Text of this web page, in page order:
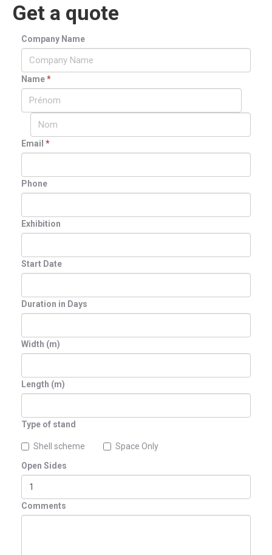
Get a quote
Company Name
Name*
Email *
Phone
Exhibition
Start Date
Duration in Days
Width (m)
Length (m)
Type of stand
Shell scheme
Space Only
Open Sides
Comments